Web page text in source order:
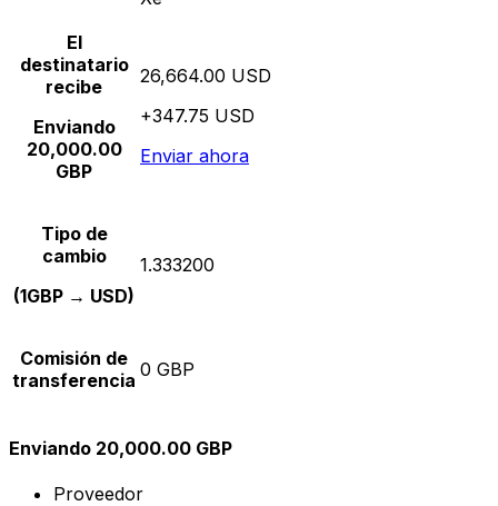
El
destinatario
recibe
Enviando
20,000.00
GBP
26,664.00 USD
+347.75 USD
Enviar ahora
Tipo de
cambio
(1GBP → USD)
1.333200
Comisión de
transferencia 0 GBP
Enviando 20,000.00 GBP
Proveedor